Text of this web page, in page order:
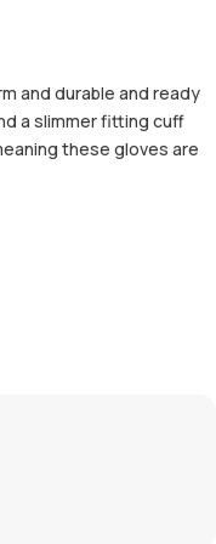
and durable and ready
a slimmer fitting cuff
these gloves are